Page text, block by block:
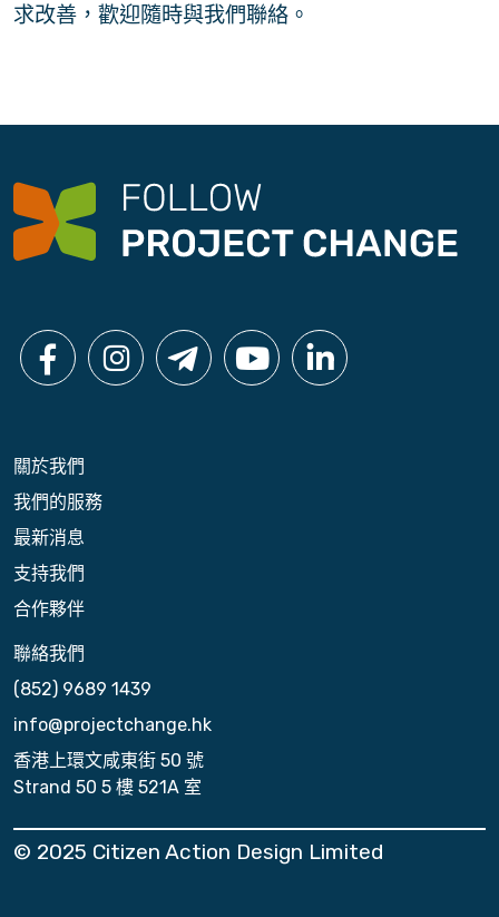
求改善，歡迎隨時與我們聯絡。
關於我們
我們的服務
最新消息
支持我們
合作夥伴
聯絡我們
(852) 9689 1439
info@projectchange.hk
香港上環文咸東街 50 號
Strand 50 5 樓 521A 室
© 2025 Citizen Action Design Limited